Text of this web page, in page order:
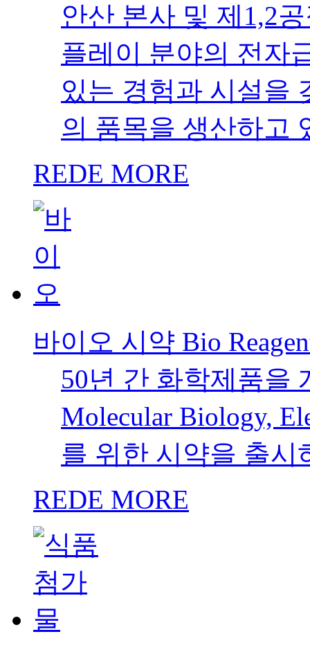
안산 본사 및 제1,2
플레이 분야의 전자
있는 경험과 시설을
의 품목을 생산하고
REDE MORE
바이오 시약 Bio
50년 간 화학제품을
Molecular Biology,
를 위한 시약을 출시
REDE MORE